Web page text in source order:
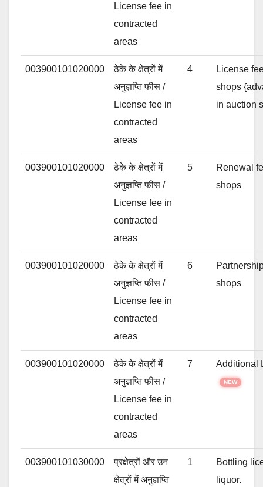
License fee in
contracted
areas
003900101020000
ठेके के क्षेत्रों में
अनुज्ञप्ति फीस /
License fee in
contracted
areas
4
License
shops
in auction
003900101020000
ठेके के क्षेत्रों में
अनुज्ञप्ति फीस /
License fee in
contracted
areas
5
Renewal
shops
003900101020000
ठेके के क्षेत्रों में
अनुज्ञप्ति फीस /
License fee in
contracted
areas
6
shops
003900101020000
ठेके के क्षेत्रों में
अनुज्ञप्ति फीस /
License fee in
contracted
areas
7 Additional
NEW
003900101030000
प्रक्षेत्रों और उन
क्षेत्रों में अनुज्ञप्ति
1
Bottling
liquor.